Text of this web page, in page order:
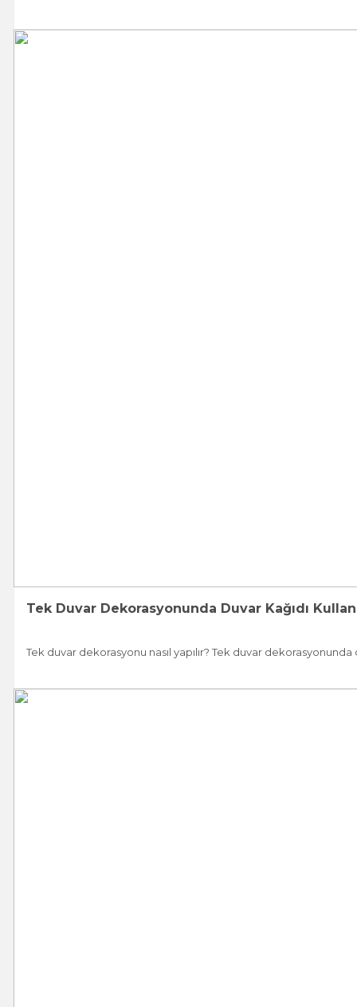
Tek Duvar Dekorasyonunda Duvar Kağıdı
Tek duvar dekorasyonu nasıl yapılır? Tek duvar dekorasyonunda